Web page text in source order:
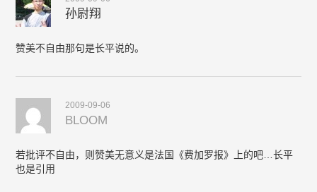
孙尉翔
赞美不自由那句是长平说的。
2009-09-06
BLOOM
若批评不自由，则赞美无意义是法国《费加罗报》上的吧…长平
也是引用